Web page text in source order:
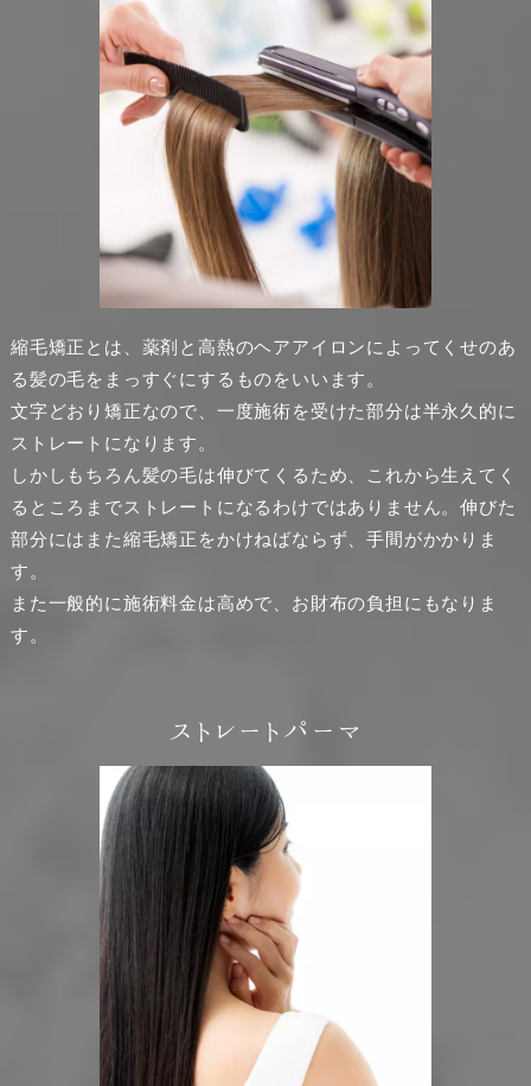
縮毛矯正とは、薬剤と高熱のヘアアイロンによってくせのあ
る髪の毛をまっすぐにするものをいいます。
文字どおり矯正なので、一度施術を受けた部分は半永久的に
ストレートになります。
しかしもちろん髪の毛は伸びてくるため、これから生えてく
るところまでストレートになるわけではありません。伸びた
部分にはまた縮毛矯正をかけねばならず、手間がかかりま
す。
また一般的に施術料金は高めで、お財布の負担にもなりま
す。
ストレートパーマ